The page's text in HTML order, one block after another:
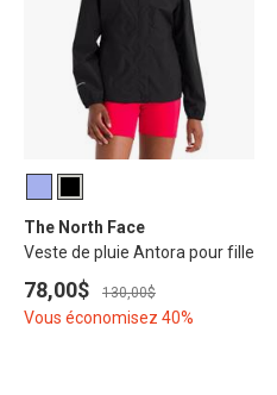
The North Face
Veste de pluie Antora pour fille
78,00$ 130,00$
Vous économisez 40%